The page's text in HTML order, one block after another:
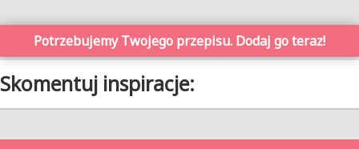
Potrzebujemy Twojego przepisu. Dodaj go teraz!
Skomentuj inspiracje: